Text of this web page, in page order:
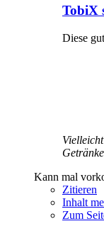
TobiX
Diese
Kann mal
Zitieren
Inhalt
Zum